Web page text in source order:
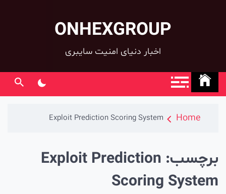
ONHEXGROUP
اخبار دنیای امنیت سایبری
Home
Exploit Prediction Scoring System
Exploit Prediction
Scoring